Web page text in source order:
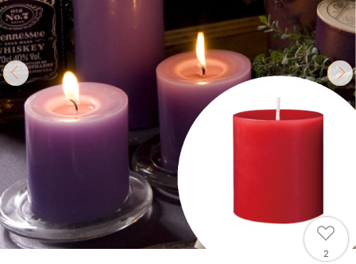
2